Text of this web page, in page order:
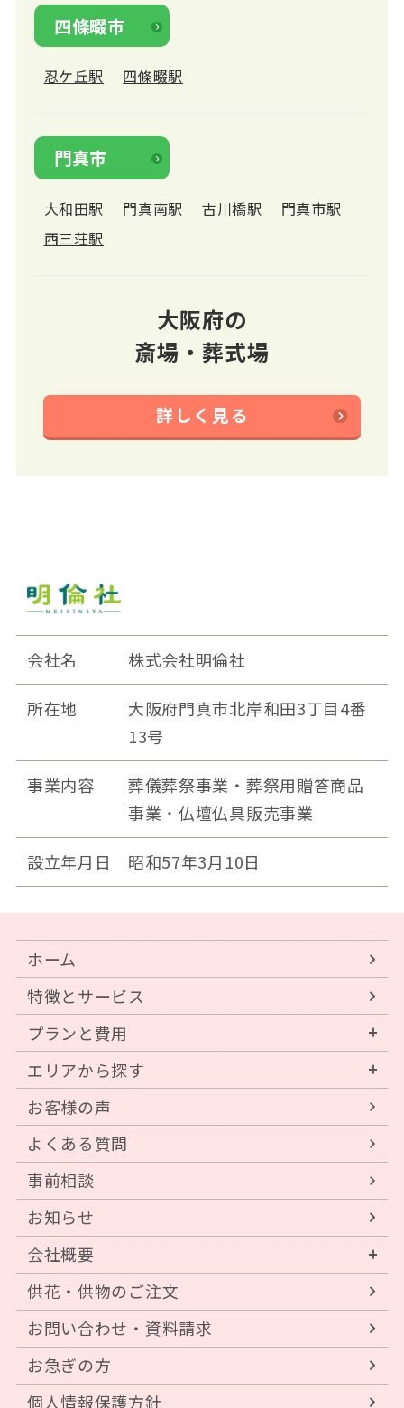
四條畷市
忍ケ丘駅 四條畷駅
門真市
大和田駅 門真南駅 古川橋駅
門真市駅
西三荘駅
大阪府の
斎場・葬式場
詳しく見る
会社名 株式会社明倫社
所在地
大阪府門真市北岸和田3丁目4番
13号
事業内容
葬儀葬祭事業・葬祭用贈答商品
事業・仏壇仏具販売事業
設立年月日 昭和57年3月10日
ホーム
特徴とサービス
プランと費用
エリアから探す
お客様の声
よくある質問
事前相談
お知らせ
会社概要
供花・供物のご注文
お問い合わせ・資料請求
お急ぎの方
個人情報保護方針